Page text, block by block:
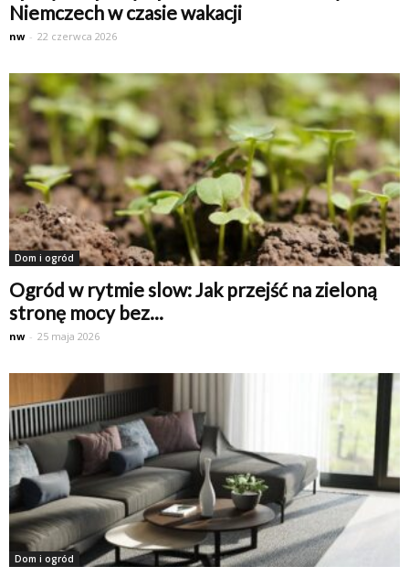
Niemczech w czasie wakacji
nw - 22 czerwca 2026
Dom i ogród
Ogród w rytmie slow: Jak przejść na zieloną
stronę mocy bez...
nw - 25 maja 2026
Dom i ogród